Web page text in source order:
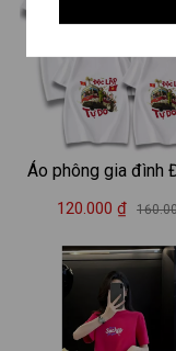
Áo phông gia đình
Tự Do, Việt Nam
120.000 ₫